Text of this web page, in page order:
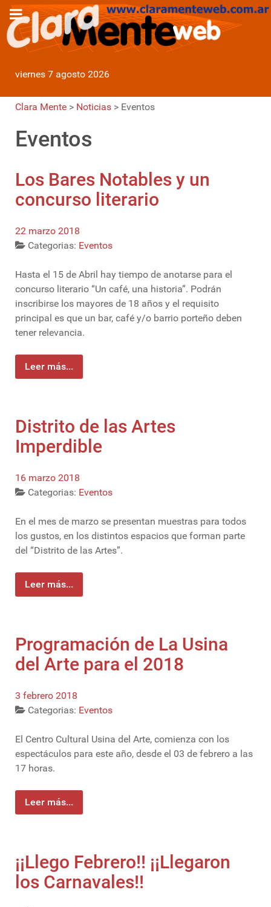
viernes 7 agosto 2026
Clara Mente > Noticias > Eventos
Eventos
Los Bares Notables y un
concurso literario
22 marzo 2018
Categorias: Eventos
Hasta el 15 de Abril hay tiempo de anotarse para el
concurso literario “Un café, una historia”. Podrán
inscribirse los mayores de 18 años y el requisito
principal es que un bar, café y/o barrio porteño deben
tener relevancia.
Leer más...
Distrito de las Artes
Imperdible
16 marzo 2018
Categorias: Eventos
En el mes de marzo se presentan muestras para todos
los gustos, en los distintos espacios que forman parte
del “Distrito de las Artes”.
Leer más...
Programación de La Usina
del Arte para el 2018
3 febrero 2018
Categorias: Eventos
El Centro Cultural Usina del Arte, comienza con los
espectáculos para este año, desde el 03 de febrero a las
17 horas.
Leer más...
¡¡Llego Febrero!! ¡¡Llegaron
los Carnavales!!